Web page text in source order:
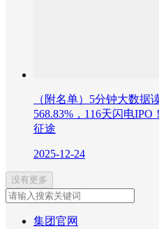
（附名单）5分钟大数据
568.83%，116天闪电
征途
2025-12-24
没有更多
集团官网